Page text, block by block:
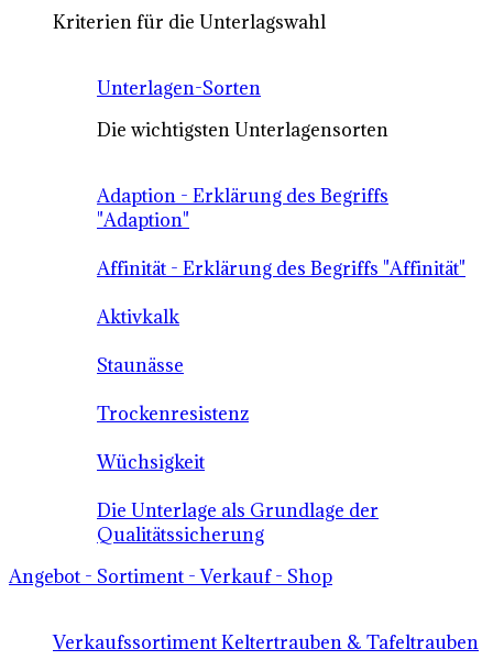
Kriterien für die Unterlagswahl
Unterlagen-Sorten
Die wichtigsten Unterlagensorten
Adaption - Erklärung des Begriffs
"Adaption"
Affinität - Erklärung des Begriffs "Affinität"
Aktivkalk
Staunässe
Trockenresistenz
Wüchsigkeit
Die Unterlage als Grundlage der
Qualitätssicherung
Angebot - Sortiment - Verkauf - Shop
Verkaufssortiment Keltertrauben & Tafeltrauben